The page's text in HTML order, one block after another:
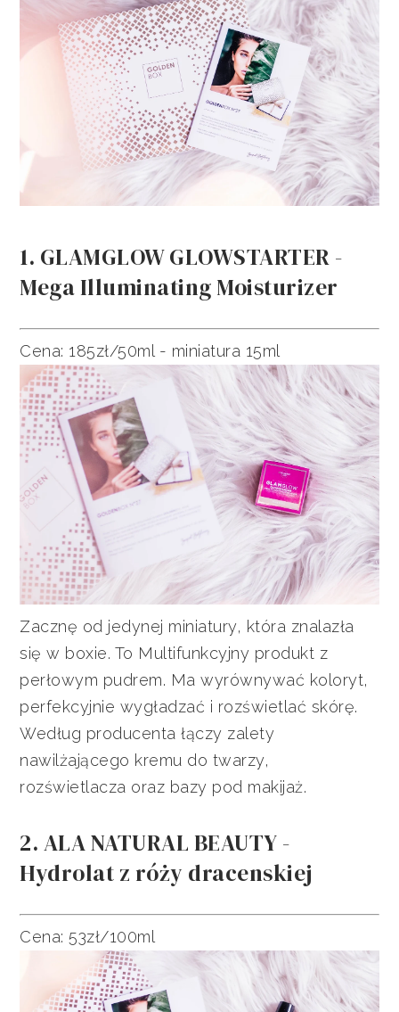
1. GLAMGLOW GLOWSTARTER -
Mega Illuminating Moisturizer
Cena: 185zł/50ml - miniatura 15ml
Zacznę od jedynej miniatury, która znalazła
się w boxie. To Multifunkcyjny produkt z
perłowym pudrem. Ma wyrównywać koloryt,
perfekcyjnie wygładzać i rozświetlać skórę.
Według producenta łączy zalety
nawilżającego kremu do twarzy,
rozświetlacza oraz bazy pod makijaż.
2. ALA NATURAL BEAUTY -
Hydrolat z róży dracenskiej
Cena: 53zł/100ml